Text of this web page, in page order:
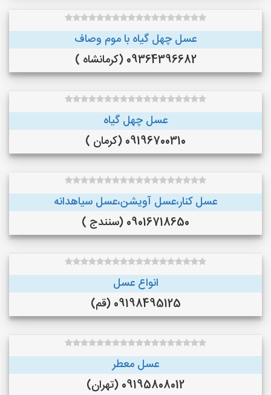
عسل چهل گیاه با موم وصاف
09364396682 (کرمانشاه )
عسل چهل گیاه
09196700310 (کرمان )
عسل کنار،عسل آویشن،عسل سیاهدانه
09016718650 (سنندج )
انواع عسل
09198495125 (قم)
عسل معطر
09195808012 (تهران)